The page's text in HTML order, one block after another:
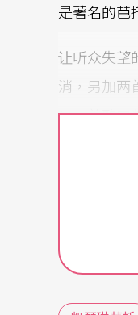
是著名的芭
让听众失望
消，另加
少三首歌中
成。其实
最大的失
次不仅限于
生像是业
早有传闻她